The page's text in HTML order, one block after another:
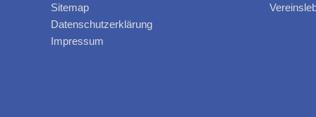
Sitemap
Datenschutzerklärung
Impressum